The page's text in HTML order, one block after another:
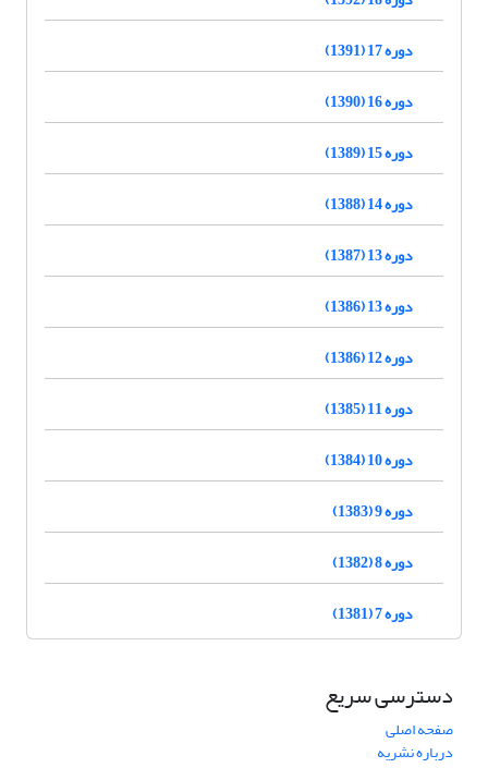
دوره 17 (1391)
دوره 16 (1390)
دوره 15 (1389)
دوره 14 (1388)
دوره 13 (1387)
دوره 13 (1386)
دوره 12 (1386)
دوره 11 (1385)
دوره 10 (1384)
دوره 9 (1383)
دوره 8 (1382)
دوره 7 (1381)
دسترسی سریع
صفحه اصلی
درباره نشریه